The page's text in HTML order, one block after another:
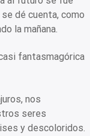
dé cuenta, como
la mañana.
fantasmagórica
nos
seres
y descoloridos.